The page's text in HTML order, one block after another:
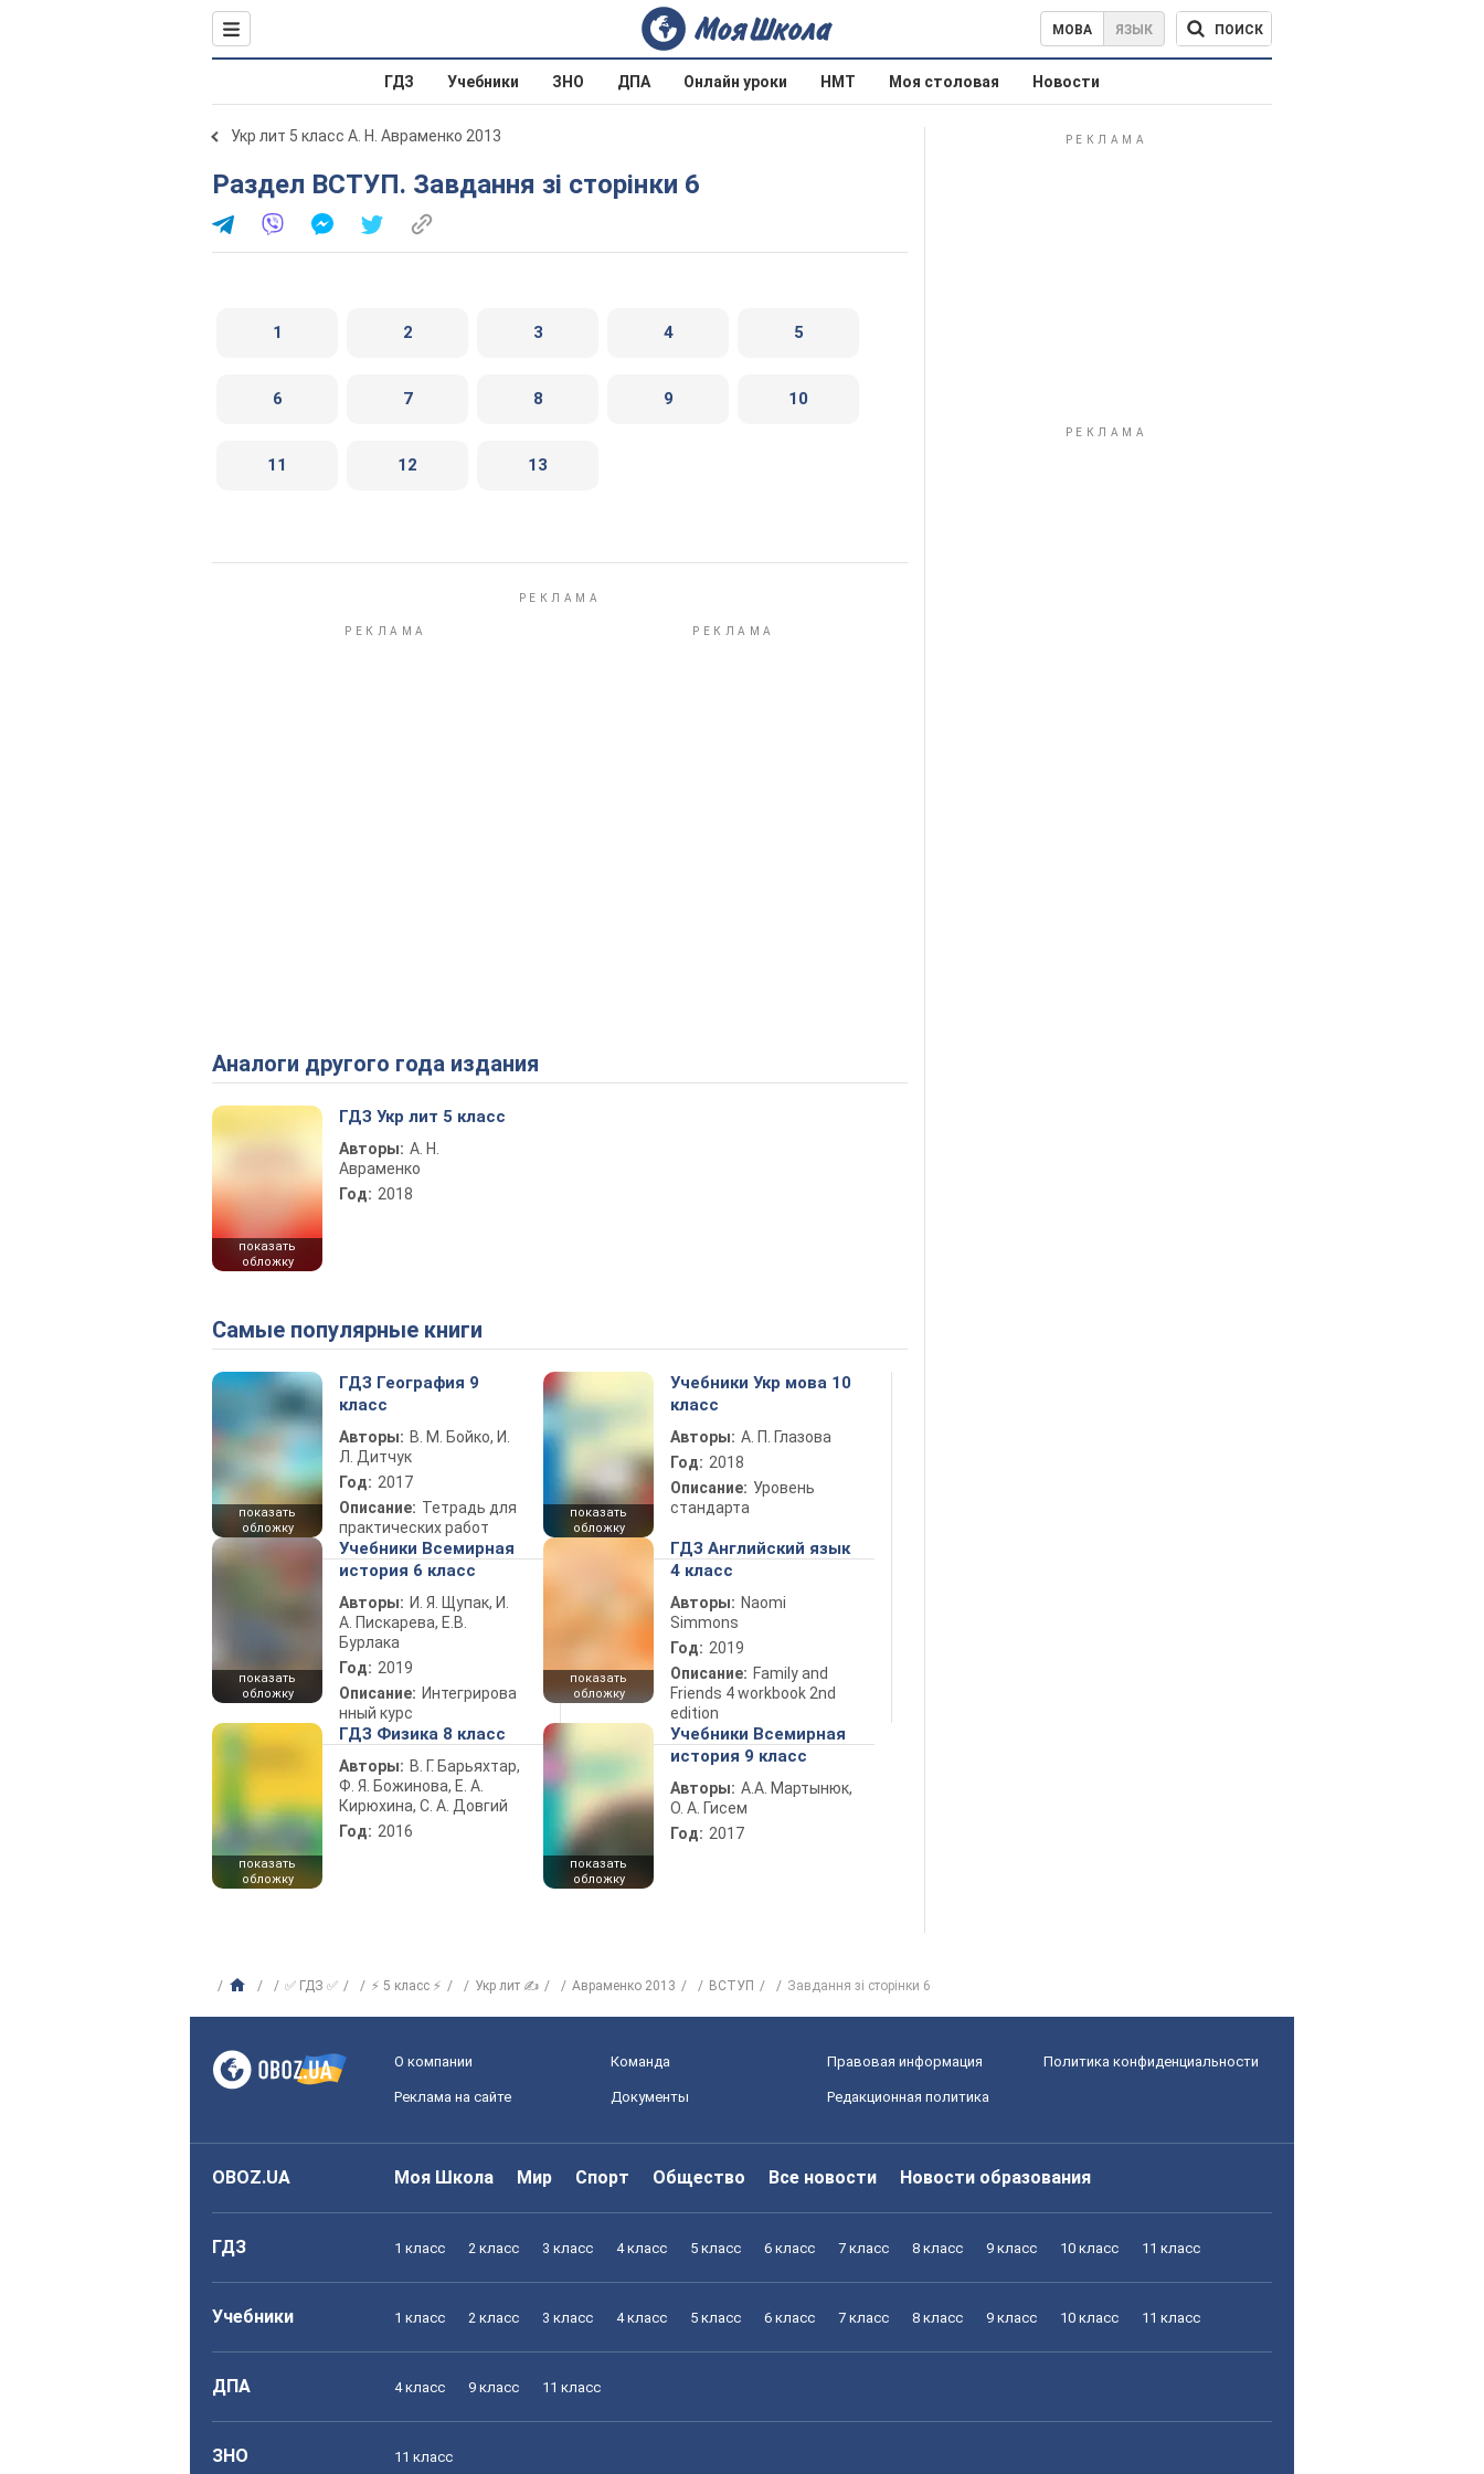
МОВА ЯЗЫК ПОИСК
ГДЗ Учебники ЗНО ДПА Онлайн уроки НМТ Моя столовая Новости
Укр лит 5 класс А. Н. Авраменко 2013
Раздел ВСТУП. Завдання зі сторінки 6
1 2 3 4 5
6 7 8 9 10
11 12 13
Аналоги другого года издания
показать
обложку
ГДЗ Укр лит 5 класс
Авторы: А. Н.
Авраменко
Год: 2018
Самые популярные книги
показать
обложку
ГДЗ География 9
класс
Авторы: В. М. Бойко, И.
Л. Дитчук
Год: 2017
Описание: Тетрадь для
практических работ
показать
обложку
Учебники Укр мова 10
класс
Авторы: А. П. Глазова
Год: 2018
Описание: Уровень
стандарта
показать
обложку
Учебники Всемирная
история 6 класс
Авторы: И. Я. Щупак, И.
А. Пискарева, Е.В.
Бурлака
Год: 2019
Описание: Интегрирова
нный курс
показать
обложку
ГДЗ Английский язык
4 класс
Авторы: Naomi
Simmons
Год: 2019
Описание: Family and
Friends 4 workbook 2nd
edition
показать
обложку
ГДЗ Физика 8 класс
Авторы: В. Г. Барьяхтар,
Ф. Я. Божинова, Е. А.
Кирюхина, С. А. Довгий
Год: 2016
показать
обложку
Учебники Всемирная
история 9 класс
Авторы: А.А. Мартынюк,
О. А. Гисем
Год: 2017
✅ ГДЗ ✅ ⚡ 5 класс ⚡ Укр лит ✍ Авраменко 2013 ВСТУП Завдання зі сторінки 6
О компании Команда Правовая информация Политика конфиденциальности
Реклама на сайте Документы Редакционная политика
OBOZ.UA Моя Школа Мир Спорт Общество Все новости Новости образования
ГДЗ 1 класс 2 класс 3 класс 4 класс 5 класс 6 класс 7 класс 8 класс 9 класс 10 класс 11 класс
Учебники 1 класс 2 класс 3 класс 4 класс 5 класс 6 класс 7 класс 8 класс 9 класс 10 класс 11 класс
ДПА 4 класс 9 класс 11 класс
ЗНО 11 класс